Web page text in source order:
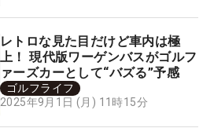
レトロな見た目だけど車内は極
上！ 現代版ワーゲンバスがゴルフ
ァーズカーとして“バズる”予感
ゴルフライフ
2025年9月1日 (月) 11時15分